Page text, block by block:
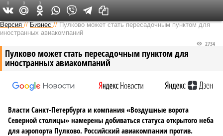
Версия на Неве
Версия //Бизнес //Пулково может стать пересадочным пунктом для
иностранных авиакомпаний
Пулково может стать пересадочным пунктом для
иностранных авиакомпаний
2734
Власти Санкт-Петербурга и компания «Воздушные ворота
Северной столицы» намерены добиваться статуса открытого неба
для аэропорта Пулково. Российский авиакомпании против.
0 0 0